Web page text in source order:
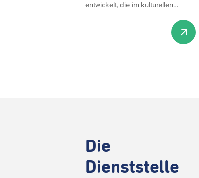
entwickelt, die im kulturellen…
Die
Dienststelle